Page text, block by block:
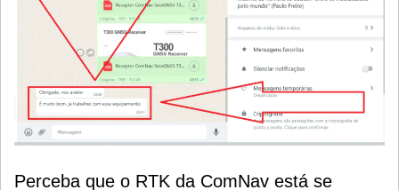
Perceba que o RTK da ComNav está se